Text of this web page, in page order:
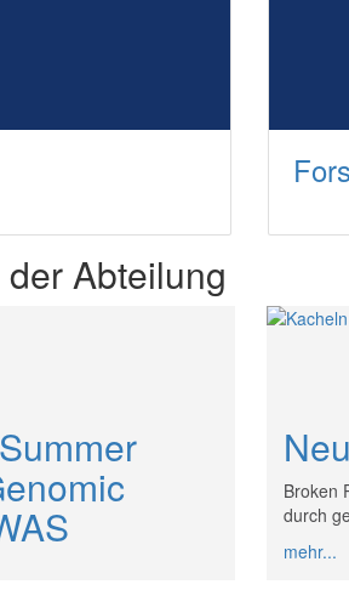
Abteilung
Broken
durch
mehr...